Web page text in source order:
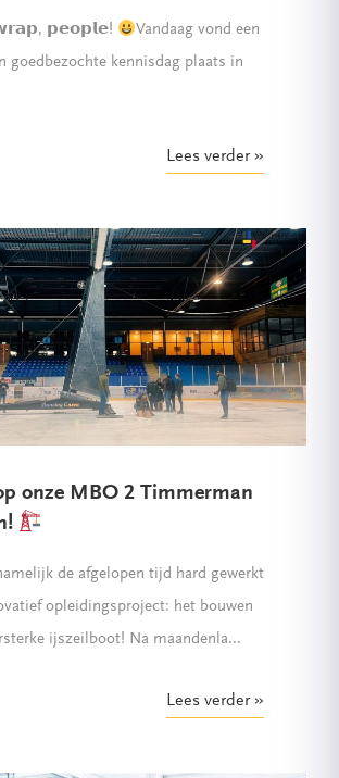
𝗽𝗲𝗼𝗽𝗹𝗲!
Vandaag vond een
goedbezochte kennisdag plaats in
Lees verder
onze MBO 2 Timmerman
de afgelopen tijd hard gewerkt
opleidingsproject: het bouwen
ijszeilboot! Na maandenla...
Lees verder